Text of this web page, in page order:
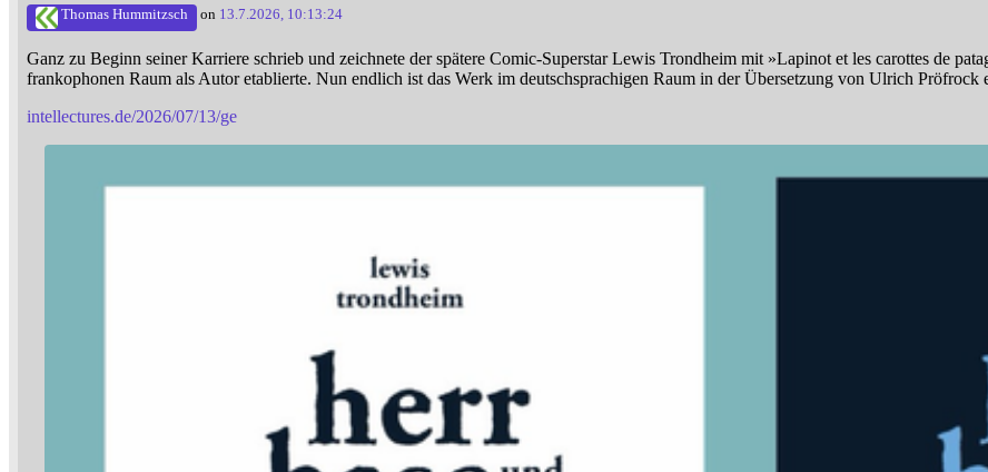
Thomas Hummitzsch on 13.7.2026, 10:13:24
Ganz zu Beginn seiner Karriere schrieb und zeichnete der spätere Comic-Superstar Lewis Trondheim mit »Lapinot et les carottes de
frankophonen Raum als Autor etablierte. Nun endlich ist das Werk im deutschsprachigen Raum in der Übersetzung von Ulrich Pröfrock
intellectures.de/2026/07/13/ge